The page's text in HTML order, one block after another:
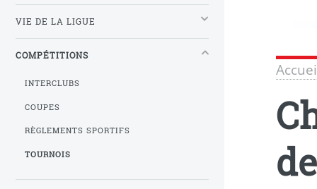
VIE DE LA LIGUE
COMPÉTITIONS
INTERCLUBS
COUPES
RÈGLEMENTS SPORTIFS
TOURNOIS